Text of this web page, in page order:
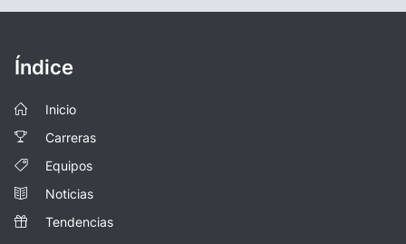
Índice
Inicio
Carreras
Equipos
Noticias
Tendencias